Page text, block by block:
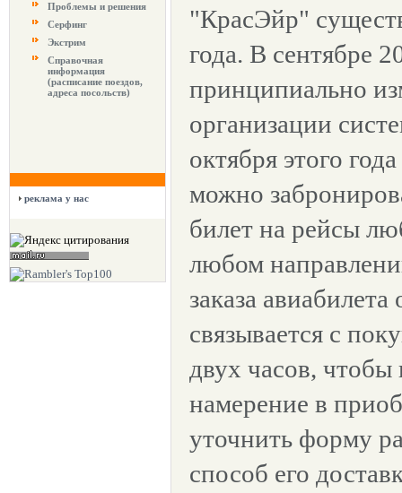
Проблемы и решения
Серфинг
Экстрим
Справочная
информация
(расписание поездов,
адреса посольств)
реклама у нас
"КрасЭйр"
года. В сентябре
принципиально
организации
октября этого
можно
билет на рейсы
любом
заказа
связывается с
двух часов, чтобы
намерение в
уточнить форму
способ его